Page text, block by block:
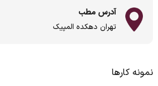
آدرس مطب
تهران دهکده المپیک
نمونه کارها